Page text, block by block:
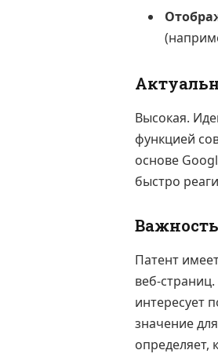
Высокая.
функцией
основе
быстро
Патент
веб-
интересует
значение
определяет,